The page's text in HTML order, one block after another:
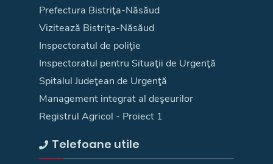
Prefectura Bistriţa-Năsăud
Vizitează Bistriţa-Năsăud
Inspectoratul de poliţie
Inspectoratul pentru Situaţii de Urgenţă
Spitalul Judeţean de Urgenţă
Management integrat al deşeurilor
Registrul Agricol - Proiect 1
Telefoane utile